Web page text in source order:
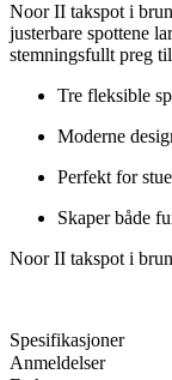
Noor II takspot i
justerbare spottene
stemningsfullt preg
Tre fleksible
Moderne
Perfekt for
Skaper både
Noor II takspot i
Spesifikasjoner
Anmeldelser